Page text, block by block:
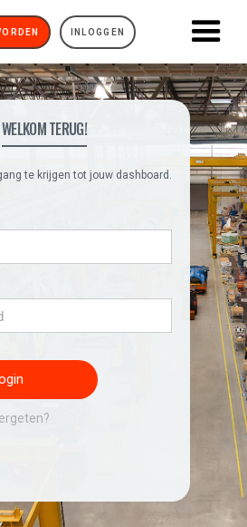
INLOGGEN
WELKOM TERUG!
te krijgen tot jouw dashboard.